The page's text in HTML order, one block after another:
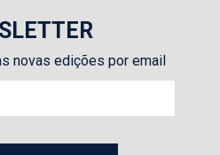
novas edições por email